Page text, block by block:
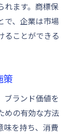
れます。商標保
で、企業は市場
ることができる
策
ブランド価値を
めの有効な方法
味を持ち、消費